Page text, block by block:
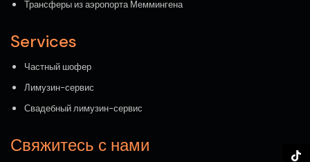
Трансферы из аэропорта Меммингена
Services
Частный шофер
Лимузин-сервис
Свадебный лимузин-сервис
Свяжитесь с нами